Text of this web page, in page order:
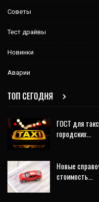
Советы
Тест драйвы
Новинки
Аварии
ТОП СЕГОДНЯ
ГОСТ для
городских…
Новые
стоимость…